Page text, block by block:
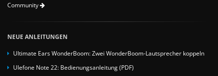
Community
NEUE ANLEITUNGEN
Ultimate Ears WonderBoom: Zwei WonderBoom-Lautsprecher koppeln
Ulefone Note 22: Bedienungsanleitung (PDF)